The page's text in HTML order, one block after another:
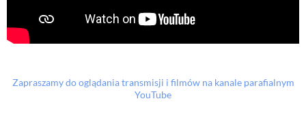
Zapraszamy do oglądania transmisji i filmów na kanale parafialnym
YouTube